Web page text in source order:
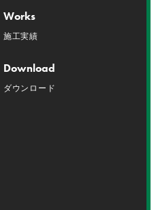
Works
施工実績
Download
ダウンロード